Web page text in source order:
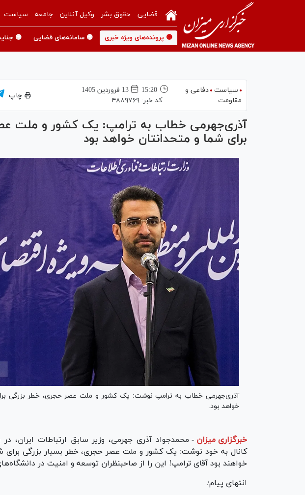
قضایی حقوق بشر وکیل آنلاین جامعه سیاست
🟡 پرونده‌های ویژه خبری 🟡 سامانه‌های قضایی 🟡
سیاست دفاعی و
مقاومت
15:20
13 فروردين 1405
کد خبر:۴۸۸۹۷۶۹
چاپ
آذری‌جهرمی خطاب به ترامپ: یک کشور و ملت
برای شما و متحدانتان خواهد بود
آذری‌جهرمی خطاب به ترامپ نوشت: یک کشور و ملت عصر حجری، خطر بزرگی
خواهد بود.
خبرگزاری میزان - محمدجواد آذری جهرمی، وزیر سابق ارتباطات ایران،
کانال به خود نوشت: یک کشور و ملت عصر حجری، خطر بسیار بزرگی برای
خواهند بود آقای ترامپ! این را از صاحبنظران توسعه و امنیت در
انتهای پیام/